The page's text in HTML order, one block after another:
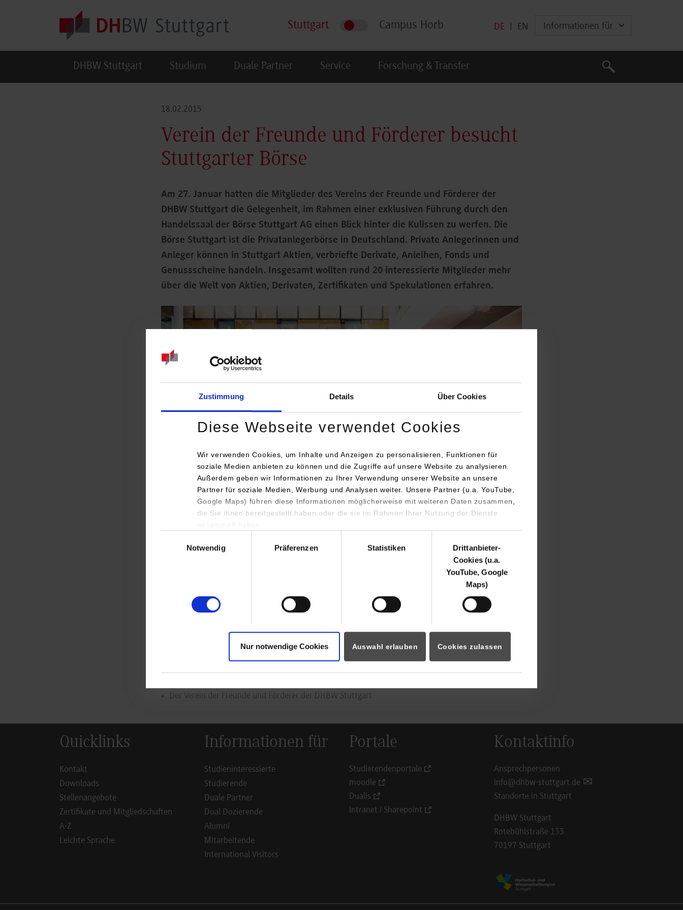
Zustimmung Details Über Cookies
Diese Webseite verwendet Cookies
Wir verwenden Cookies, um Inhalte und Anzeigen zu personalisieren, Funktionen für
soziale Medien anbieten zu können und die Zugriffe auf unsere Website zu analysieren.
Außerdem geben wir Informationen zu Ihrer Verwendung unserer Website an unsere
Partner für soziale Medien, Werbung und Analysen weiter. Unsere Partner (u.a. YouTube,
Google Maps) führen diese Informationen möglicherweise mit weiteren Daten zusammen,
die Sie ihnen bereitgestellt haben oder die sie im Rahmen Ihrer Nutzung der Dienste
Notwendig
Präferenzen Statistiken
Drittanbieter-
Cookies (u.a.
YouTube, Google
Maps)
Nur notwendige Cookies Auswahl erlauben Cookies zulassen
Stuttgart Campus Horb DE EN Informationen für
DHBW Stuttgart Studium Duale Partner Service Forschung & Transfer
Suche
Suche
18.02.2015
Verein der Freunde und Förderer besucht
Stuttgarter Börse
Am 27. Januar hatten die Mitglieder des Vereins der Freunde und Förderer der
DHBW Stuttgart die Gelegenheit, im Rahmen einer exklusiven Führung durch den
Handelssaal der Börse Stuttgart AG einen Blick hinter die Kulissen zu werfen. Die
Börse Stuttgart ist die Privatanlegerbörse in Deutschland. Private Anlegerinnen und
Anleger können in Stuttgart Aktien, verbriefte Derivate, Anleihen, Fonds und
Genussscheine handeln. Insgesamt wollten rund 20 interessierte Mitglieder mehr
über die Welt von Aktien, Derivaten, Zertifikaten und Spekulationen erfahren.
Zunächst bot sich dem Teilnehmerkreis die Möglichkeit, den rund 60 Händlerinnen und Händlern von
der Empore aus bei ihrer Arbeit zuzuschauen. Hierbei war interessant, dass im Börsensaal nichts von
der vermuteten Hektik zu sehen war, wie sie in zahlreichen Filmen dargestellt wird. Anschließend
wurde anhand einer Präsentation die Geschichte der Stuttgarter Börse vorgestellt. Sie wurde 1860 im
zu handeln. Im Februar 1861 wurde der Stuttgarter Börsenverein gegründet und die Vorgängerin der
heutigen Baden-Württembergischen Wertpapierbörse nahm ihren Betrieb als Tagesbörse auf. Seit dem
Jahr 2002 befindet sich die Stuttgarter Börse in der Börsenstraße 4. Zusammenfassend war es ein
sehr interessanter und informativer Nachmittag, so das Fazit der Teilnehmerinnen und Teilnehmer.
Der Verein der Freunde und Förderer der DHBW Stuttgart
Quicklinks
Kontakt
Downloads
Stellenangebote
Zertifikate und Mitgliedschaften
A-Z
Leichte Sprache
Informationen für
Studieninteressierte
Studierende
Duale Partner
Dual Dozierende
Alumni
Mitarbeitende
International Visitors
Portale
Studierendenportale
moodle
Dualis
Intranet / Sharepoint
Kontaktinfo
Ansprechpersonen
info@dhbw-stuttgart.de
Standorte in Stuttgart
DHBW Stuttgart
Rotebühlstraße 133
70197 Stuttgart